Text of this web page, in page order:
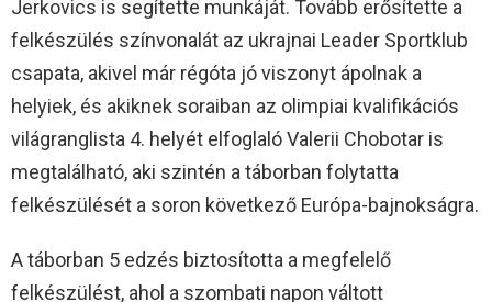
Jerkovics is segítette munkáját. Tovább erősítette a
felkészülés színvonalát az ukrajnai Leader Sportklub
csapata, akivel már régóta jó viszonyt ápolnak a
helyiek, és akiknek soraiban az olimpiai kvalifikációs
világranglista 4. helyét elfoglaló Valerii Chobotar is
megtalálható, aki szintén a táborban folytatta
felkészülését a soron következő Európa-bajnokságra.
A táborban 5 edzés biztosította a megfelelő
felkészülést, ahol a szombati napon váltott